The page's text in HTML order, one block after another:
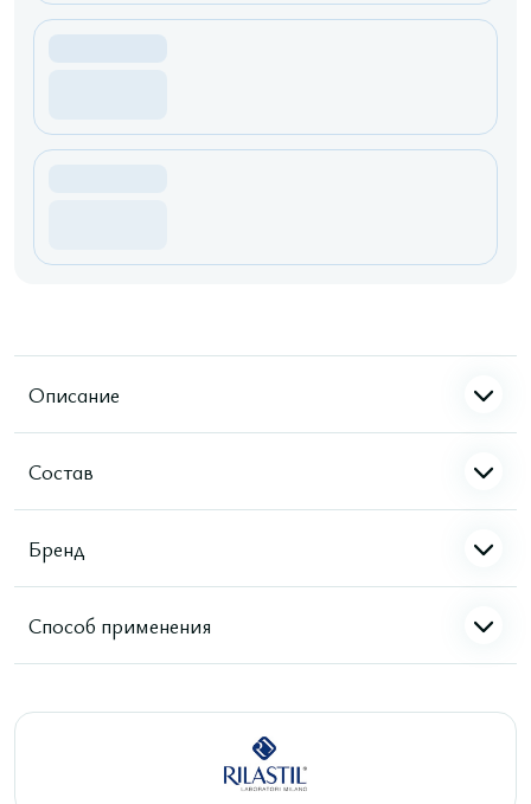
Описание
Состав
Бренд
Способ применения